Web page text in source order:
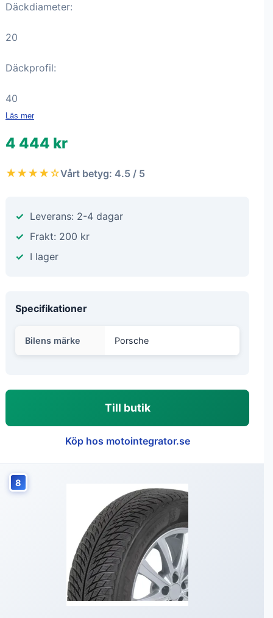
Däckdiameter:
20
Däckprofil:
40
Läs mer
4 444 kr
★★★★☆Vårt betyg: 4.5 / 5
Leverans: 2-4 dagar
Frakt: 200 kr
I lager
Specifikationer
Bilens märke Porsche
Till butik
Köp hos motointegrator.se
8